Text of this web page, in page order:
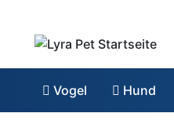
Vogel Hund